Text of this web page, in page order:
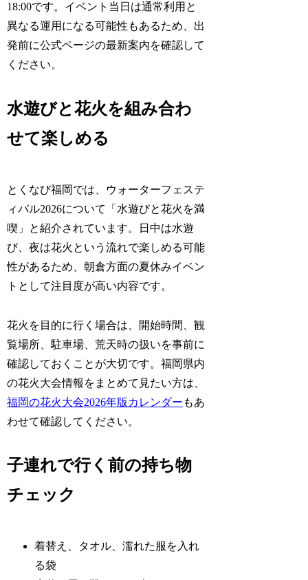
18:00です。イベント当日は通常利用と
異なる運用になる可能性もあるため、出
発前に公式ページの最新案内を確認して
ください。
水遊びと花火を組み合わ
せて楽しめる
とくなび福岡では、ウォーターフェステ
ィバル2026について「水遊びと花火を満
喫」と紹介されています。日中は水遊
び、夜は花火という流れで楽しめる可能
性があるため、朝倉方面の夏休みイベン
トとして注目度が高い内容です。
花火を目的に行く場合は、開始時間、観
覧場所、駐車場、荒天時の扱いを事前に
確認しておくことが大切です。福岡県内
の花火大会情報をまとめて見たい方は、
福岡の花火大会2026年版カレンダー もあ
わせて確認してください。
子連れで行く前の持ち物
チェック
着替え、タオル、濡れた服を入れ
る袋